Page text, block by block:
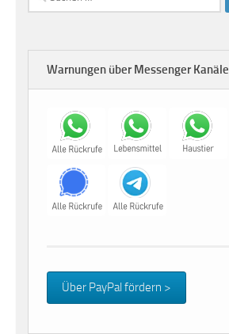
nach:
Warnungen über Messenger Kanäle
Über PayPal fördern >